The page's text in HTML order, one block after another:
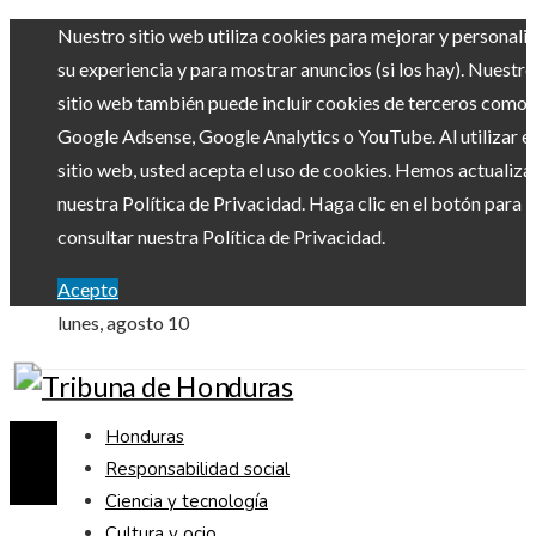
Nuestro sitio web utiliza cookies para mejorar y
su experiencia y para mostrar anuncios (si los hay). Nuestro
sitio web también puede incluir cookies de terceros como
Google Adsense, Google Analytics o YouTube. Al utilizar el
sitio web, usted acepta el uso de cookies. Hemos
nuestra Política de Privacidad. Haga clic en el botón para
consultar nuestra Política de Privacidad.
Acepto
lunes, agosto 10
Honduras
Responsabilidad social
Ciencia y tecnología